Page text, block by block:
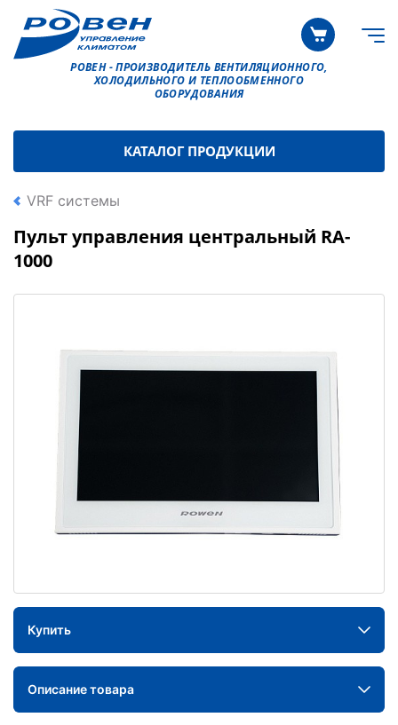
РОВЕН - ПРОИЗВОДИТЕЛЬ ВЕНТИЛЯЦИОННОГО,
ХОЛОДИЛЬНОГО И ТЕПЛООБМЕННОГО
ОБОРУДОВАНИЯ
КАТАЛОГ ПРОДУКЦИИ
VRF системы
Пульт управления центральный RA-
1000
Купить
Описание товара